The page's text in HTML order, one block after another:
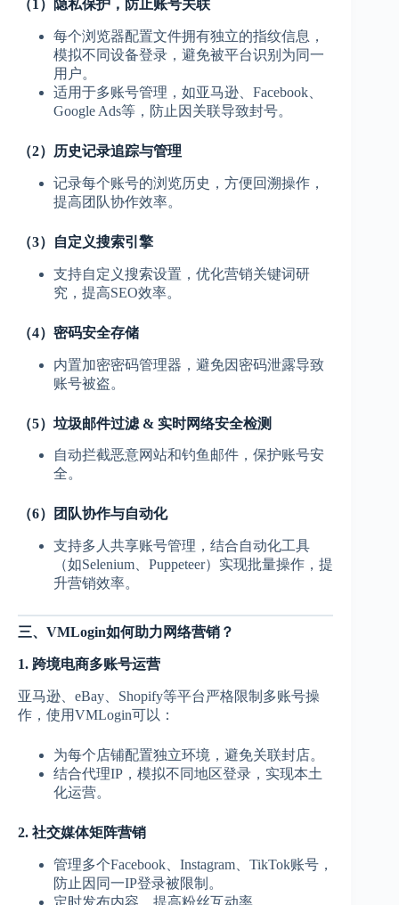
（1）隐私保护，防止账号关联
每个浏览器配置文件拥有独立的指纹信息，
模拟不同设备登录，避免被平台识别为同一
用户。
适用于多账号管理，如亚马逊、Facebook、
Google Ads等，防止因关联导致封号。
（2）历史记录追踪与管理
记录每个账号的浏览历史，方便回溯操作，
提高团队协作效率。
（3）自定义搜索引擎
支持自定义搜索设置，优化营销关键词研
究，提高SEO效率。
（4）密码安全存储
内置加密密码管理器，避免因密码泄露导致
账号被盗。
（5）垃圾邮件过滤 & 实时网络安全检测
自动拦截恶意网站和钓鱼邮件，保护账号安
全。
（6）团队协作与自动化
支持多人共享账号管理，结合自动化工具
（如Selenium、Puppeteer）实现批量操作，提
升营销效率。
三、VMLogin如何助力网络营销？
1. 跨境电商多账号运营
亚马逊、eBay、Shopify等平台严格限制多账号操
作，使用VMLogin可以：
为每个店铺配置独立环境，避免关联封店。
结合代理IP，模拟不同地区登录，实现本土
化运营。
2. 社交媒体矩阵营销
管理多个Facebook、Instagram、TikTok账号，
防止因同一IP登录被限制。
定时发布内容，提高粉丝互动率。